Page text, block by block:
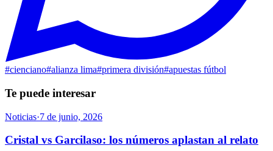
#cienciano#alianza lima#primera división#apuestas fútbol
Te puede interesar
Noticias·7 de junio, 2026
Cristal vs Garcilaso: los números aplastan al relato